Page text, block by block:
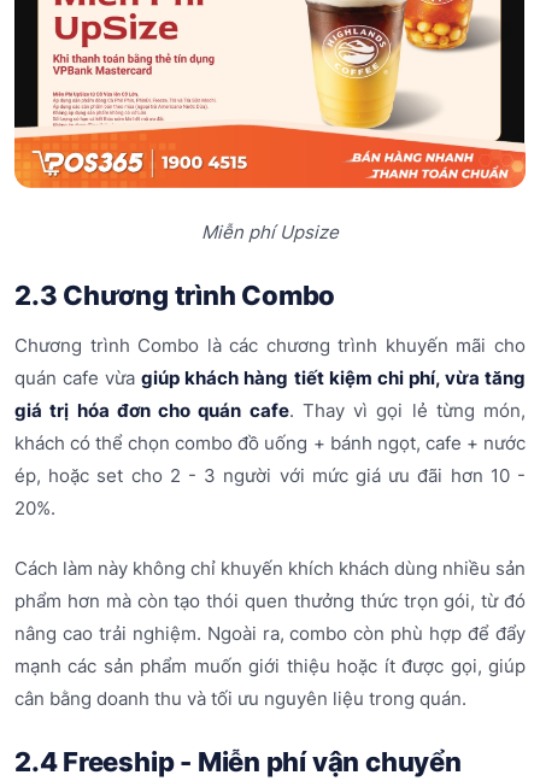
Miễn phí Upsize
2.3 Chương trình Combo
Chương trình Combo là các chương trình khuyến mãi cho
quán cafe vừagiúp khách hàng tiết kiệm chi phí, vừa tăng
giá trị hóa đơn cho quán cafe. Thay vì gọi lẻ từng món,
khách có thể chọn combo đồ uống + bánh ngọt, cafe + nước
ép, hoặc set cho 2 - 3 người với mức giá ưu đãi hơn 10 -
20%.
Cách làm này không chỉ khuyến khích khách dùng nhiều sản
phẩm hơn mà còn tạo thói quen thưởng thức trọn gói, từ đó
nâng cao trải nghiệm. Ngoài ra, combo còn phù hợp để đẩy
mạnh các sản phẩm muốn giới thiệu hoặc ít được gọi, giúp
cân bằng doanh thu và tối ưu nguyên liệu trong quán.
2.4 Freeship - Miễn phí vận chuyển